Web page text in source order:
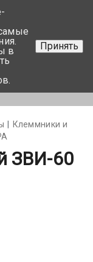
17-350-99-56
44-752-82-08
Задать вопрос
Клеммники и
ЗВИ-60
в
Принять